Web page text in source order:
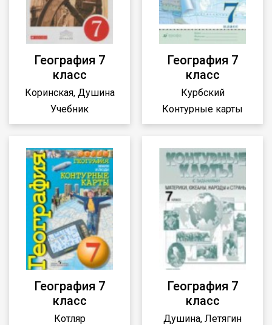
География 7
класс
Коринская, Душина
Учебник
География 7
класс
Курбский
Контурные карты
География 7
класс
Котляр
География 7
класс
Душина, Летягин